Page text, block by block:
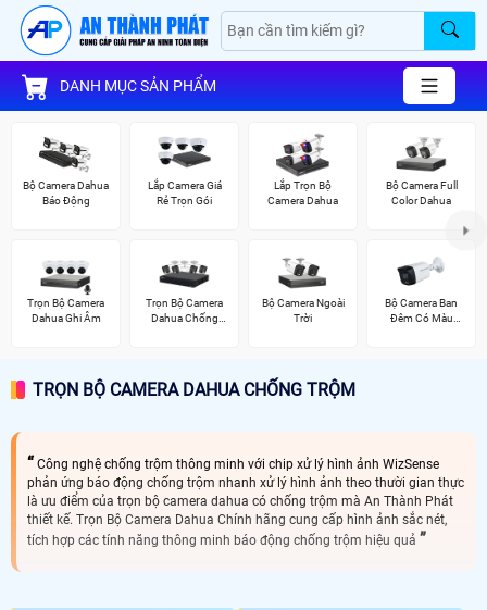
DANH MỤC SẢN PHẨM
Bộ Camera Dahua
Báo Động
Lắp Camera Giá
Rẻ Trọn Gói
Lắp Trọn Bộ
Camera Dahua
Bộ Camera Full
Color Dahua
Trọn Bộ Camera
Dahua Ghi Âm
Trọn Bộ Camera
Dahua Chống
Bộ Camera Ngoài
Trời
Bộ Camera Ban
Đêm Có Màu
TRỌN BỘ CAMERA DAHUA CHỐNG TRỘM
Công nghệ chống trộm thông minh với chip xử lý hình ảnh WizSense
phản ứng báo động chống trộm nhanh xử lý hình ảnh theo thười gian thực
là ưu điểm của trọn bộ camera dahua có chống trộm mà An Thành Phát
thiết kế. Trọn Bộ Camera Dahua Chính hãng cung cấp hình ảnh sắc nét,
tích hợp các tính năng thông minh báo động chống trộm hiệu quả